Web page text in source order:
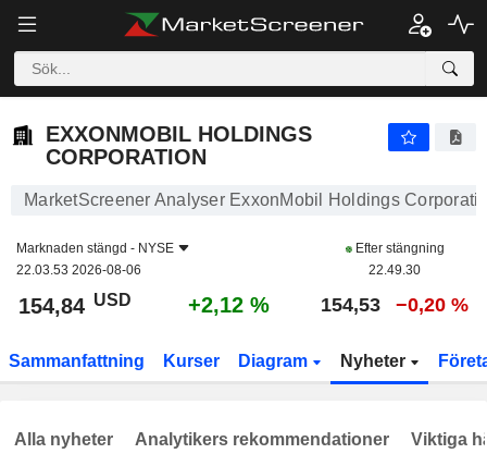
EXXONMOBIL HOLDINGS
CORPORATION
MarketScreener Analyser ExxonMobil Holdings
Marknaden stängd - NYSE
22.03.53 2026-08-06
Efter stängning
22.49.30
154,84 USD +2,12 % 154,53 −0,20 %
Sammanfattning Kurser Diagram Nyheter
Alla nyheter Analytikers rekommendationer Viktiga